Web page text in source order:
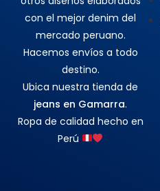
con el mejor denim del
mercado peruano.
Hacemos envíos a todo
destino.
Ubica nuestra tienda de
jeans en Gamarra.
Ropa de calidad hecho en
Perú